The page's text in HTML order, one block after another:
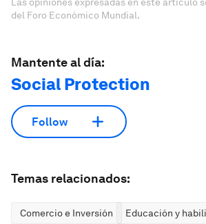
del Foro Económico Mundial.
Mantente al día:
Social Protection
Follow
Temas relacionados:
Comercio e Inversión Educación y